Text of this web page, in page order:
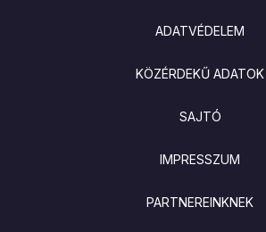
ADATVÉDELEM
KÖZÉRDEKŰ ADATOK
SAJTÓ
IMPRESSZUM
PARTNEREINKNEK